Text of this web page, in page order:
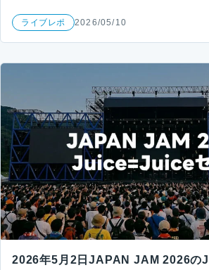
ライブレポ 2026/05/10
2026年5月2日JAPAN JAM 2026の